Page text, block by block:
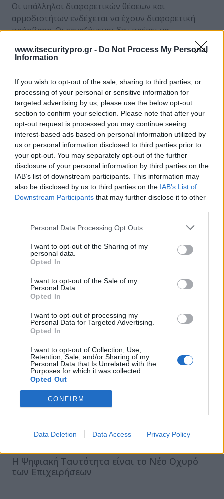
www.itsecuritypro.gr - Do Not Process My Personal
Information
If you wish to opt-out of the sale, sharing to third parties, or
processing of your personal or sensitive information for
targeted advertising by us, please use the below opt-out
section to confirm your selection. Please note that after your
opt-out request is processed you may continue seeing
interest-based ads based on personal information utilized by
us or personal information disclosed to third parties prior to
your opt-out. You may separately opt-out of the further
disclosure of your personal information by third parties on the
IAB’s list of downstream participants. This information may
also be disclosed by us to third parties on the IAB’s List of
Downstream Participants that may further disclose it to other
Personal Data Processing Opt Outs
I want to opt-out of the Sharing of my
personal data.
Opted In
I want to opt-out of the Sale of my
Personal Data.
Opted In
I want to opt-out of processing my
Personal Data for Targeted Advertising.
Opted In
I want to opt-out of Collection, Use,
Retention, Sale, and/or Sharing of my
Personal Data that Is Unrelated with the
Purposes for which it was collected.
Opted Out
CONFIRM
Data Deletion Data Access Privacy Policy
Οι υπάλληλοι διαφορετικών θέσεων και
αρμοδιοτήτων ενδέχεται να έχουν διαφορετική
πρόσβαση. Οι εργαζόμενοι δεν πρέπει να
μοιράζονται πληροφορίες για στους λογαριασμούς
τους. Για παράδειγμα, ένας λογιστής δεν πρέπει να
εμπορολογιστικού προγράμματος της εταιρείας με
έναν πωλητή.
Να έχετε διαφορετικούς κωδικούς πρόσβασης για
τους υπαλλήλους όποτε είναι δυνατόν. Αυτό μπορεί
να σας βοηθήσει να περιορίσετε τα δικαιώματα
πρόσβασης ορισμένων εργαζομένων.
6. Ασφαλίστε το WiFi σας
Το WiFi της επιχείρησής σας μπορεί να είναι ένας
εύκολος τρόπος πρόσβασης στα δεδομένα.
Ασφαλίστε το WiFi σας έτσι μόνο οι εργαζόμενοι
έχουν πρόσβαση σε αυτό. Εάν είναι δυνατόν,
υπαλλήλους να γνωρίζουν τον κωδικό πρόσβασης.
πελάτες σας, δημιουργήστε ένα ξεχωριστό δίκτυο
(guest). Οι επισκέπτες δεν πρέπει να έχουν την ίδια
βοηθήσει στην αποτροπή ανεπιθύμητων ατόμων
από το να συνδεθούν στο επιχειρησιακό WiFi και
ΣΧΕΤΙΚΑ ΑΡΘΡΑ
Η Ψηφιακή Ταυτότητα είναι το Νέο Οχυρό
των Επιχειρήσεων